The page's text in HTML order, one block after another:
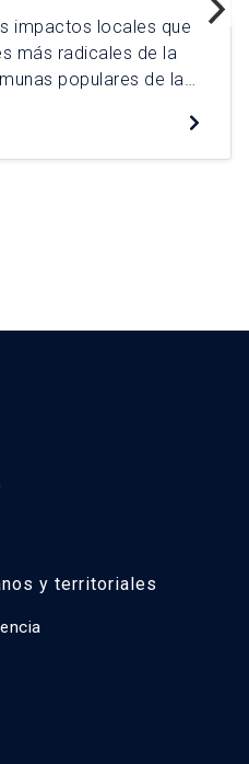
impactos locales que
más radicales de la
populares de la
ciudad es
de planificación
y territoriales